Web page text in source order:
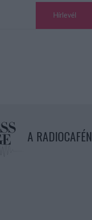
Hírlevél
A RADIOCAFÉN